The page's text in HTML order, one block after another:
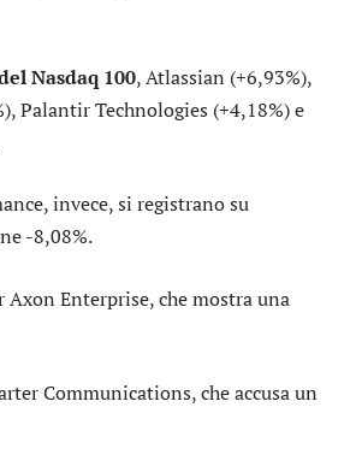
Nasdaq 100,Atlassian (+6,93%),
Palantir Technologies (+4,18%) e
invece, si registrano su
-8,08%.
Axon Enterprise, che mostra una
Communications, che accusa un